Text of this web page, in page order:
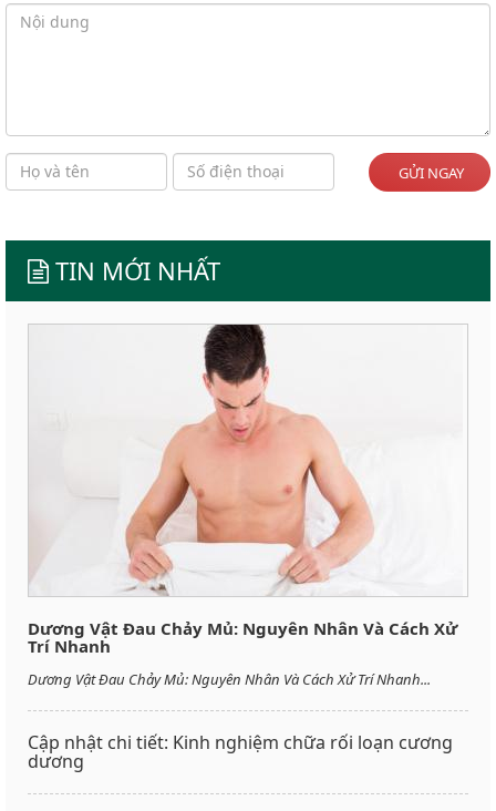
GỬI NGAY
TIN MỚI NHẤT
Dương Vật Đau Chảy Mủ: Nguyên Nhân Và Cách Xử
Trí Nhanh
Dương Vật Đau Chảy Mủ: Nguyên Nhân Và Cách Xử Trí Nhanh...
Cập nhật chi tiết: Kinh nghiệm chữa rối loạn cương
dương